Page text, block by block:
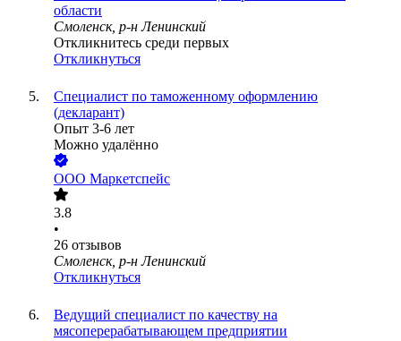
области
Смоленск, р-н Ленинский
Откликнитесь среди первых
Откликнуться
Специалист по таможенному оформлению
(декларант)
Опыт 3-6 лет
Можно удалённо
ООО Маркетспейс
3.8
•
26 отзывов
Смоленск, р-н Ленинский
Откликнуться
Ведущий специалист по качеству на
мясоперерабатывающем предприятии